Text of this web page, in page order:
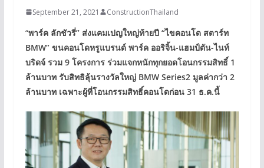
September 21, 2021 ConstructionThailand
“พาร์ค ลักชัวรี่” ส่งแคมเปญใหญ่ท้ายปี “ไขคอนโด สตาร์ท
BMW” ขนคอนโดหรูแบรนด์ พาร์ค ออริจิ้น-แฮมป์ตัน-ไนท์
บริดจ์ รวม 9 โครงการ ร่วมแจกหนักทุกยอดโอนกรรมสิทธิ์ 1
ล้านบาท รับสิทธิลุ้นรางวัลใหญ่ BMW Series2 มูลค่ากว่า 2
ล้านบาท เฉพาะผู้ที่โอนกรรมสิทธิ์คอนโดก่อน 31 ธ.ค.นี้